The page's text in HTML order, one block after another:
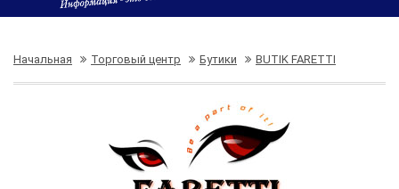
Начальная Торговый центр Бутики BUTIK FARETTI